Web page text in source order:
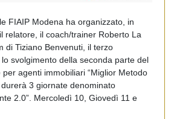
FIAIP Modena ha organizzato, in
relatore, il coach/trainer Roberto La
di Tiziano Benvenuti, il terzo
svolgimento della seconda parte del
agenti immobiliari “Miglior Metodo
3 giornate denominato
2.0”. Mercoledì 10, Giovedì 11 e